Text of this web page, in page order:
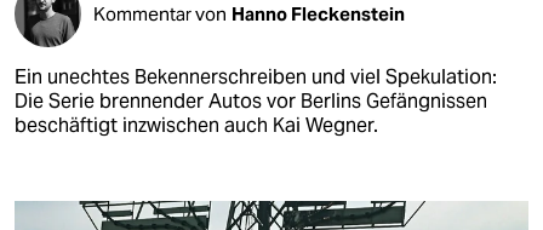
Kommentar von Hanno Fleckenstein
Ein unechtes Bekennerschreiben und viel Spekulation:
Die Serie brennender Autos vor Berlins Gefängnissen
beschäftigt inzwischen auch Kai Wegner.